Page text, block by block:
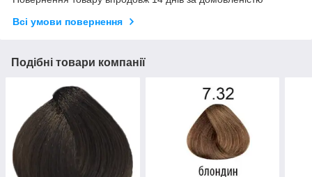
Всі умови повернення
Подібні товари компанії